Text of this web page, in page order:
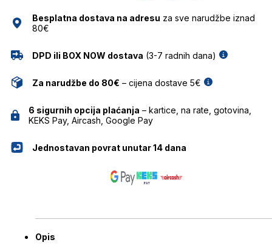
Besplatna dostava na adresu za sve narudžbe iznad
80€
DPD ili BOX NOW dostava (3-7 radnih dana)
Za narudžbe do 80€ – cijena dostave 5€
6 sigurnih opcija plaćanja – kartice, na rate, gotovina,
KEKS Pay, Aircash, Google Pay
Jednostavan povrat unutar 14 dana
Opis